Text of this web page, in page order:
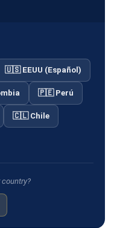
🇺🇸 EEUU (Español)
🇵🇪 Perú
🇨🇱 Chile
country?